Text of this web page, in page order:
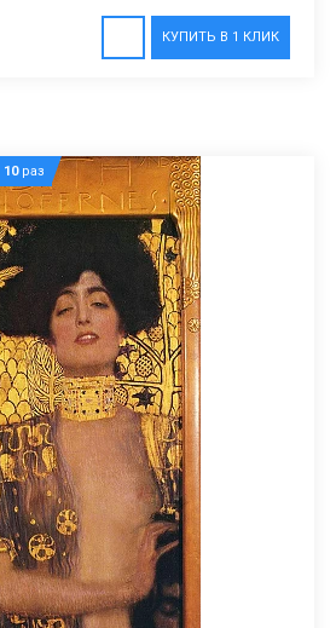
КУПИТЬ В 1 КЛИК
10раз